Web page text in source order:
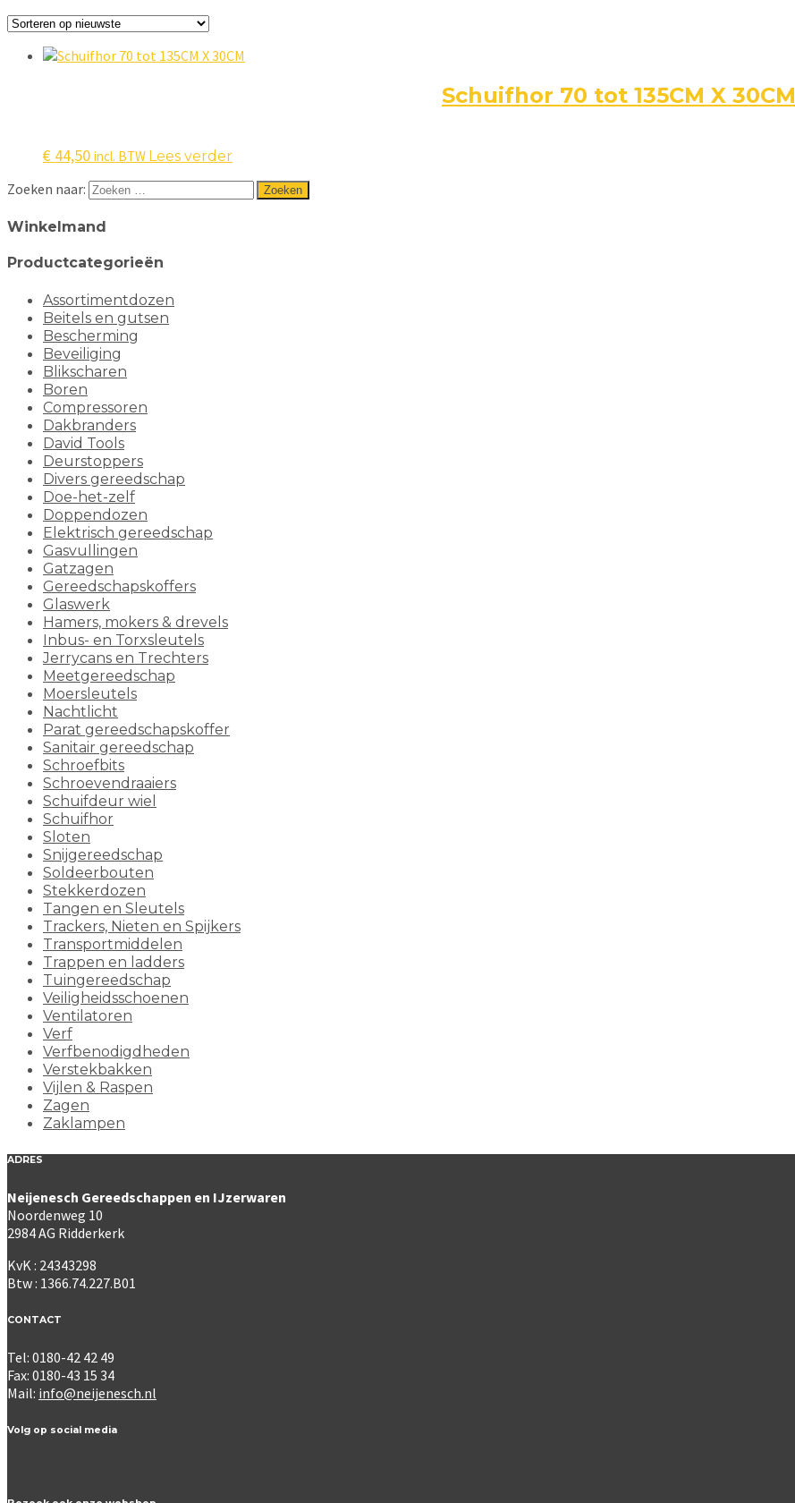
Schuifhor 70 tot 135CM X 30CM
€ 44,50 incl. BTW Lees verder
Zoeken naar:
Winkelmand
Productcategorieën
Assortimentdozen
Beitels en gutsen
Bescherming
Beveiliging
Blikscharen
Boren
Compressoren
Dakbranders
David Tools
Deurstoppers
Divers gereedschap
Doe-het-zelf
Doppendozen
Elektrisch gereedschap
Gasvullingen
Gatzagen
Gereedschapskoffers
Glaswerk
Hamers, mokers & drevels
Inbus- en Torxsleutels
Jerrycans en Trechters
Meetgereedschap
Moersleutels
Nachtlicht
Parat gereedschapskoffer
Sanitair gereedschap
Schroefbits
Schroevendraaiers
Schuifdeur wiel
Schuifhor
Sloten
Snijgereedschap
Soldeerbouten
Stekkerdozen
Tangen en Sleutels
Trackers, Nieten en Spijkers
Transportmiddelen
Trappen en ladders
Tuingereedschap
Veiligheidsschoenen
Ventilatoren
Verf
Verfbenodigdheden
Verstekbakken
Vijlen & Raspen
Zagen
Zaklampen
ADRES
Neijenesch Gereedschappen en IJzerwaren
Noordenweg 10
2984 AG Ridderkerk
KvK : 24343298
Btw : 1366.74.227.B01
CONTACT
Tel: 0180-42 42 49
Fax: 0180-43 15 34
Mail: info@neijenesch.nl
Volg op social media